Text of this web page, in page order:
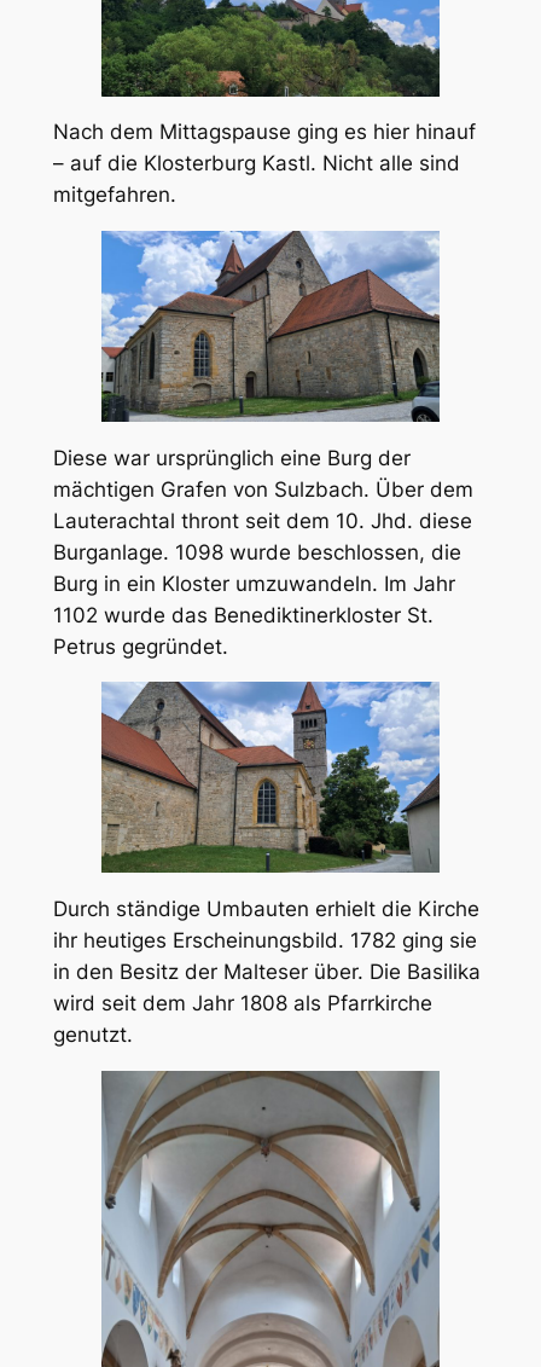
Nach dem Mittagspause ging es hier hinauf
– auf die Klosterburg Kastl. Nicht alle sind
mitgefahren.
Diese war ursprünglich eine Burg der
mächtigen Grafen von Sulzbach. Über dem
Lauterachtal thront seit dem 10. Jhd. diese
Burganlage. 1098 wurde beschlossen, die
Burg in ein Kloster umzuwandeln. Im Jahr
1102 wurde das Benediktinerkloster St.
Petrus gegründet.
Durch ständige Umbauten erhielt die Kirche
ihr heutiges Erscheinungsbild. 1782 ging sie
in den Besitz der Malteser über. Die Basilika
wird seit dem Jahr 1808 als Pfarrkirche
genutzt.